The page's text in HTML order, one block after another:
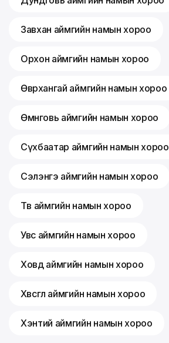
Завхан аймгийн намын хороо
Орхон аймгийн намын хороо
Өвөрхангай аймгийн намын хороо
Өмнөговь аймгийн намын хороо
Сүхбаатар аймгийн намын хороо
Сэлэнгэ аймгийн намын хороо
Төв аймгийн намын хороо
Увс аймгийн намын хороо
Ховд аймгийн намын хороо
Хөвсгөл аймгийн намын хороо
Хэнтий аймгийн намын хороо